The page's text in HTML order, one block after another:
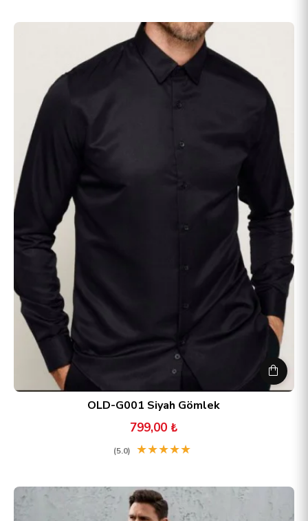
OLD-G001 Siyah Gömlek
799,00 ₺
(5.0) ★★★★★